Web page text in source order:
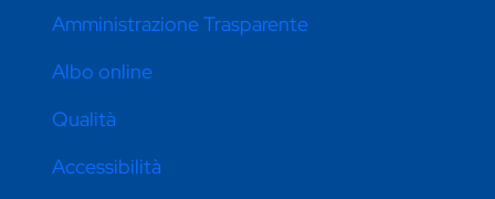
Amministrazione Trasparente
Albo online
Qualità
Accessibilità